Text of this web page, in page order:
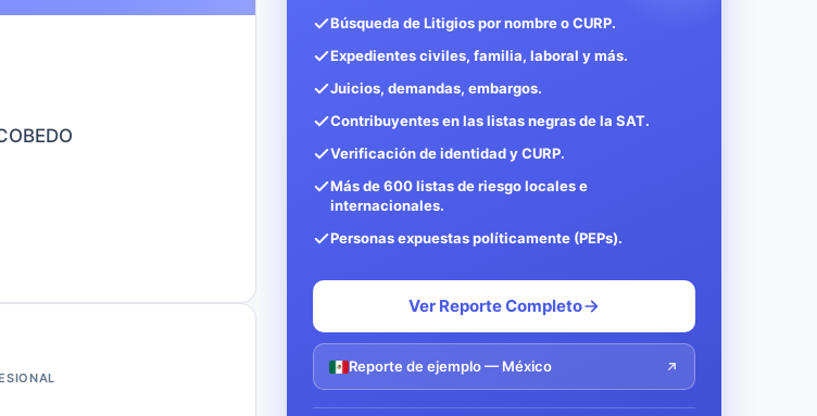
Búsqueda de Litigios por nombre o CURP.
Expedientes civiles, familia, laboral y más.
Juicios, demandas, embargos.
Contribuyentes en las listas negras de la SAT.
Verificación de identidad y CURP.
Más de 600 listas de riesgo locales e
internacionales.
Personas expuestas políticamente (PEPs).
Ver Reporte Completo
Reporte de ejemplo — México